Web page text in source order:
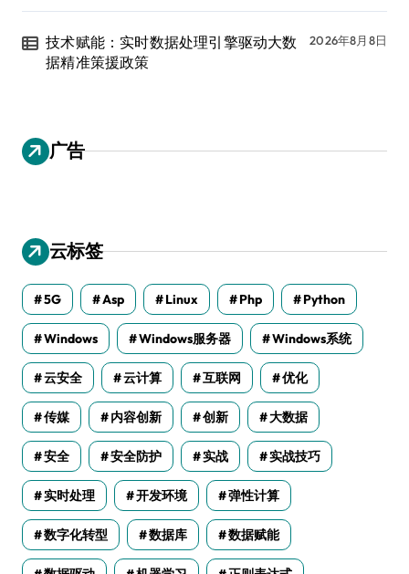
技术赋能：实时数据处理引擎驱动大数
据精准策援政策
2026年8月8日
广告
云标签
5G Asp Linux Php Python
Windows Windows服务器 Windows系统
云安全 云计算 互联网 优化
传媒 内容创新 创新 大数据
安全 安全防护 实战 实战技巧
实时处理 开发环境 弹性计算
数字化转型 数据库 数据赋能